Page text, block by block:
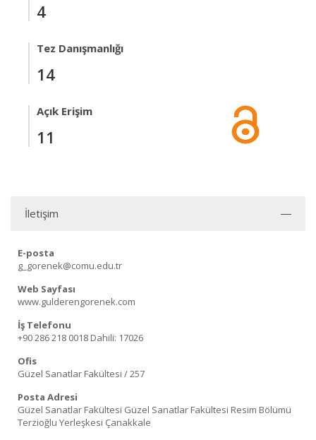
4
Tez Danışmanlığı
14
Açık Erişim
11
İletişim
E-posta
g_gorenek@comu.edu.tr
Web Sayfası
www.gulderengorenek.com
İş Telefonu
+90 286 218 0018 Dahili: 17026
Ofis
Güzel Sanatlar Fakültesi / 257
Posta Adresi
Güzel Sanatlar Fakültesi Güzel Sanatlar Fakültesi Resim Bölümü
Terzioğlu Yerleşkesi Çanakkale